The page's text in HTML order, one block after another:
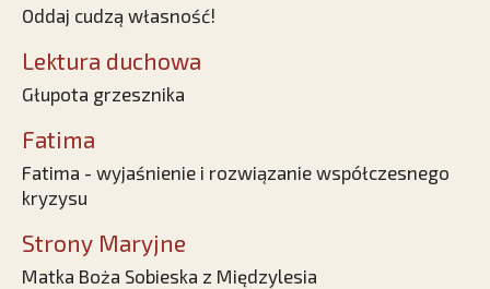
Oddaj cudzą własność!
Lektura duchowa
Głupota grzesznika
Fatima
Fatima - wyjaśnienie i rozwiązanie współczesnego
kryzysu
Strony Maryjne
Matka Boża Sobieska z Międzylesia